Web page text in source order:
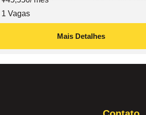
1 Vagas
Mais Detalhes